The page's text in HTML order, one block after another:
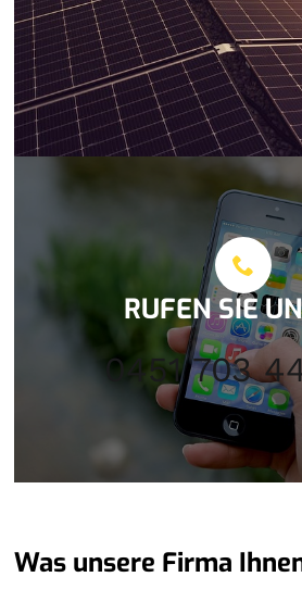
RUFEN SIE
0451 703
Was unsere Firma